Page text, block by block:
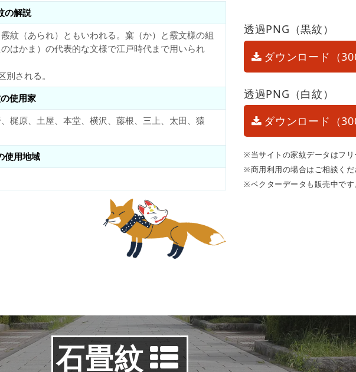
の解説
紋（あられ）ともいわれる。窠（か）と霰文様の組
はかま）の代表的な文様で江戸時代まで用いられ
される。
使用家
梶原、土屋、本堂、横沢、藤根、三上、太田、猿
使用地域
透過PNG（黒紋）
ダウンロード（
透過PNG（白紋）
ダウンロード（
※当サイトの家紋データはフリ
※商用利用の場合はご相談くだ
※ベクターデータも販売中です
石畳紋